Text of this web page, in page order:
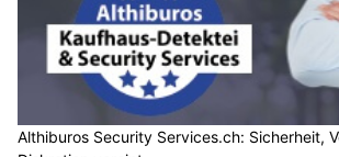
Althiburos Security Services.ch: Sicherheit,